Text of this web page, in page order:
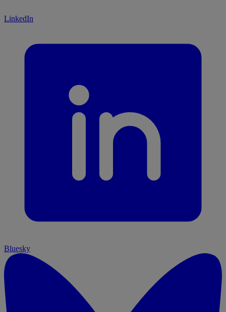
LinkedIn
Bluesky